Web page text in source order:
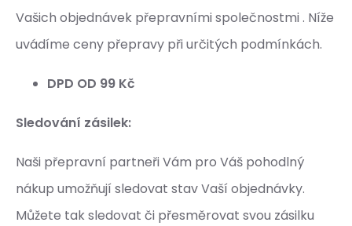
Vašich objednávek přepravními společnostmi . Níže
uvádíme ceny přepravy při určitých podmínkách.
DPD OD 99 Kč
Sledování zásilek:
Naši přepravní partneři Vám pro Váš pohodlný
nákup umožňují sledovat stav Vaší objednávky.
Můžete tak sledovat či přesměrovat svou zásilku